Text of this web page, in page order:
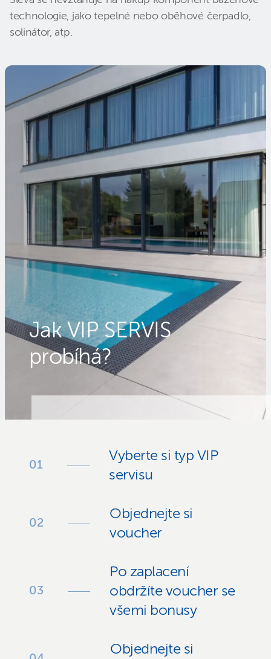
technologie, jako tepelné nebo oběhové čerpadlo,
solinátor, atp.
Jak VIP SERVIS
probíhá?
Vyberte si typ VIP
servisu
Objednejte si
voucher
Po zaplacení
obdržíte voucher se
všemi bonusy
Objednejte si